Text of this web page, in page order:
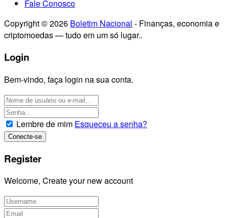
Fale Conosco
Copyright © 2026 Boletim Nacional - Finanças, economia e
criptomoedas — tudo em um só lugar..
Login
Bem-vindo, faça login na sua conta.
Lembre de mim Esqueceu a senha?
Register
Welcome, Create your new account